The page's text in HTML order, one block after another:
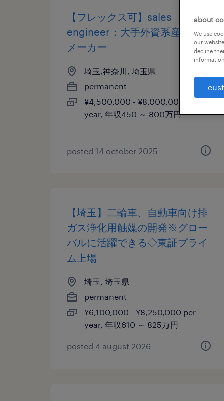
【フレックス可】sales
engineer：大手外資系産業機械
メーカー
埼玉,神奈川, 埼玉県
permanent
¥4,500,000 - ¥8,000,000 per
year, 年収450 ～ 800万円
posted 14 october 2025
【埼玉】二輪車、自動車向け排
ガス浄化用触媒の開発※グロー
バルに活躍できる◇東証プライ
ム上場
埼玉, 埼玉県
permanent
¥6,100,000 - ¥8,250,000 per
year, 年収610 ～ 825万円
posted 4 august 2026
about
We use
our
decline